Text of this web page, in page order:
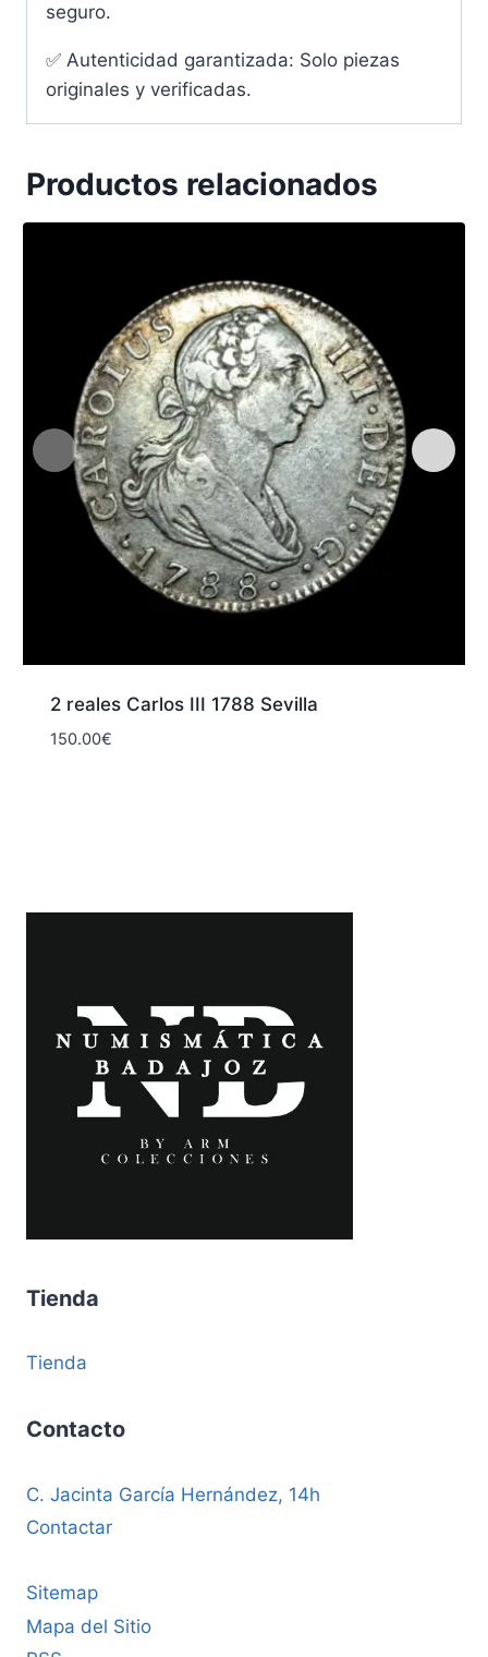
seguro.
✅ Autenticidad garantizada: Solo piezas
originales y verificadas.
Productos relacionados
2 reales Carlos III 1788 Sevilla
150.00€
Tienda
Tienda
Contacto
C. Jacinta García Hernández, 14h
Contactar
Sitemap
Mapa del Sitio